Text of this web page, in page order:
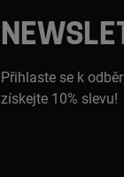
Přihlaste se k
získejte 10% slevu!